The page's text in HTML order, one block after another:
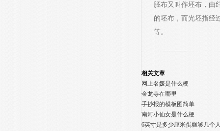
胚布又叫作坯布，由
的坯布，而光坯指经
等。
相关文章
网上名媛是什么梗
金龙寺在哪里
手抄报的模板图简单
南河小仙女是什么梗
6英寸是多少厘米蛋糕够几个